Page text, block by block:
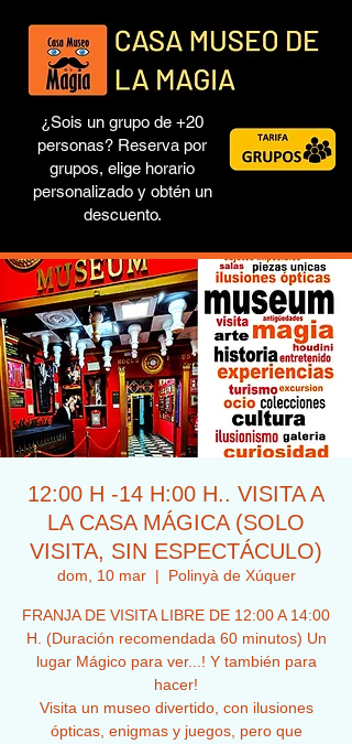
¿Sois un grupo de +20
personas? Reserva por
grupos, elige horario
personalizado y obtén un
descuento.
12:00 H -14 H:00 H.. VISITA A
LA CASA MÁGICA (SOLO
VISITA, SIN ESPECTÁCULO)
dom, 10 mar
  |
Polinyà de Xúquer
FRANJA DE VISITA LIBRE DE 12:00 A 14:00
H. (Duración recomendada 60 minutos) Un
lugar Mágico para ver...! Y también para
hacer!
Visita un museo divertido, con ilusiones
ópticas, enigmas y juegos, pero que